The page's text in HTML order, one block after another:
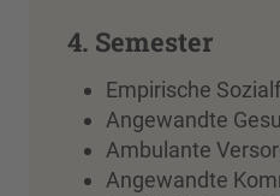
4. Semester
Empirische
Angewandte
Ambulante
Angewandte